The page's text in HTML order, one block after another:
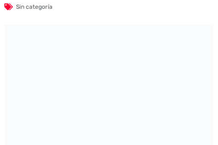
Sin categoría